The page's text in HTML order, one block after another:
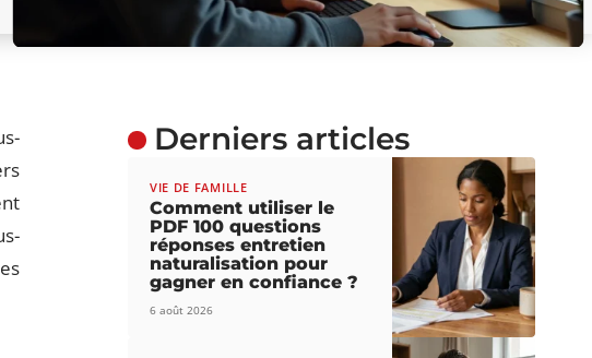
Derniers articles
VIE DE FAMILLE
Comment utiliser le
PDF 100 questions
réponses entretien
naturalisation pour
gagner en confiance ?
6 août 2026